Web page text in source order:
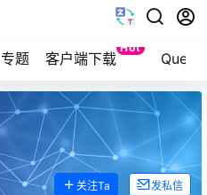
专题 客户端下载
Hot
Quest
关注Ta 发私信